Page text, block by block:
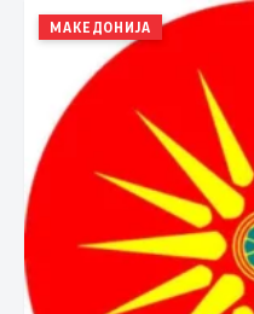
МАКЕДОНИЈА